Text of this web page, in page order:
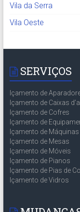
Vila da Serra
Vila Oeste
SERVIÇOS
Içamento de
Içamento de Caixas
Içamento de Cofres
Içamento de
Içamento de Máquinas
Içamento de Mesas
Içamento de Móveis
Içamento de Pianos
Içamento de Pias de
Içamento de Vidros